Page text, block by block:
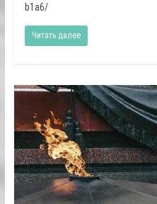
b1a6/
Читать далее